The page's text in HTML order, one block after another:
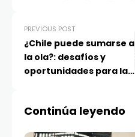
PREVIOUS POST
¿Chile puede sumarse a
la ola?: desafíos y
oportunidades para la
Continúa leyendo